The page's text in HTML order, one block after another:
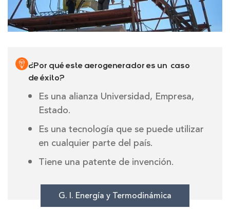
¿Por qué este aerogenerador es un caso
de éxito?
Es una alianza Universidad, Empresa,
Estado.
Es una tecnología que se puede utilizar
en cualquier parte del país.
Tiene una patente de invención.
G. I. Energía y Termodinámica